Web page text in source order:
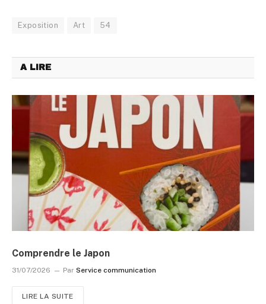
Exposition Art 54
A LIRE
Comprendre le Japon
31/07/2026 Par Service communication
LIRE LA SUITE